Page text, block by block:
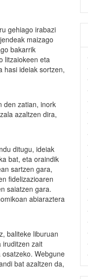
gehiago irabazi
maizago
bakarrik
litzaiokeen eta
hasi ideiak sortzen,
den zatian, inork
azaltzen dira,
ditugu, ideiak
bat, eta oraindik
sartzen gara,
fidelizazioaren
saiatzen gara.
abiaraztera
baliteke liburuan
iruditzen zait
Webgune
bat azaltzen da,